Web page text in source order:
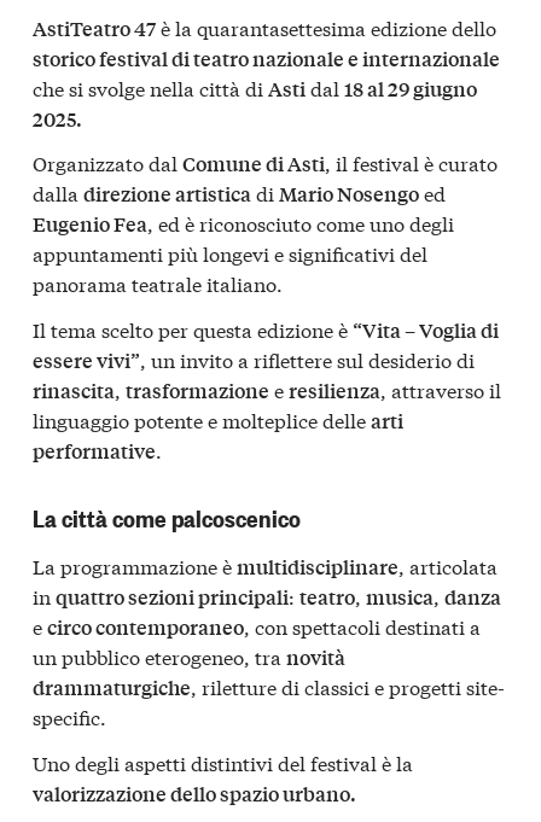
AstiTeatro 47è la quarantasettesima edizione dello
storico festival di teatro nazionale e internazionale
che si svolge nella città di Astidal 18 al 29 giugno
2025.
Organizzato dal Comune di Asti, il festival è curato
dalla direzione artisticadi Mario Nosengoed
Eugenio Fea, ed è riconosciuto come uno degli
appuntamenti più longevi e significativi del
panorama teatrale italiano.
Il tema scelto per questa edizione è “Vita – Voglia di
essere vivi”, un invito a riflettere sul desiderio di
rinascita, trasformazione eresilienza, attraverso il
linguaggio potente e molteplice dellearti
performative.
La città come palcoscenico
La programmazione èmultidisciplinare, articolata
in quattro sezioni principali: teatro, musica, danza
ecirco contemporaneo, con spettacoli destinati a
un pubblico eterogeneo, tra novità
drammaturgiche, riletture di classici e progetti site-
specific.
Uno degli aspetti distintivi del festival è la
valorizzazione dello spazio urbano.